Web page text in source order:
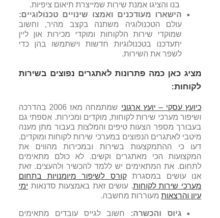
בנו והציגו אמנת שירות שמייצרת תיאום ציפיות.
הישארו מעודכנים ואמצו שינויים טכנולוגיים:
עולם הטכנולוגיה משתנה בקצב מהיר, וחשוב
שמוקדי שירות הלקוחות ומוקדי מכירות און ליין
יתעדכנו בטכנולוגיות חדשות וישתמשו בהן כדי
לשפר את השירות.
מציג כאן כמה פתרונות לאתגרים נפוצים בשירות
לקוחות:
כיועץ עסקי – יועץ ארגוני
שמתמחה מאז 2006 בהדרכה
ושיפור מערכי שירות לקוחות, מוקדים ומכירות. אספתי גם
בעבורך מספר הצעות טיפים והמלצות בעבור מתן מענה
מיטבי לאתגרים הנפוצים במערכי שירות לקוחות ומוקדים.
דעו כי ההתמקצעות בשירות ובמכירות מהווים את
המקצועות הכי מאתגרים וקשים. לא כולם מתאימים
לתחום. את המתאימים יש ללמד להכשיר ולהעצים. זאת
אנו עושים במסגרתקורס לשיפור מיומנויות בתחום
מערכי שירות לקוחות. עושים זאת באמצעות סדנאות ימי
עיון והרצאות מעוררות מחשבה.
גיוס והכשרה: חשוב לגייס עובדים מתאימים